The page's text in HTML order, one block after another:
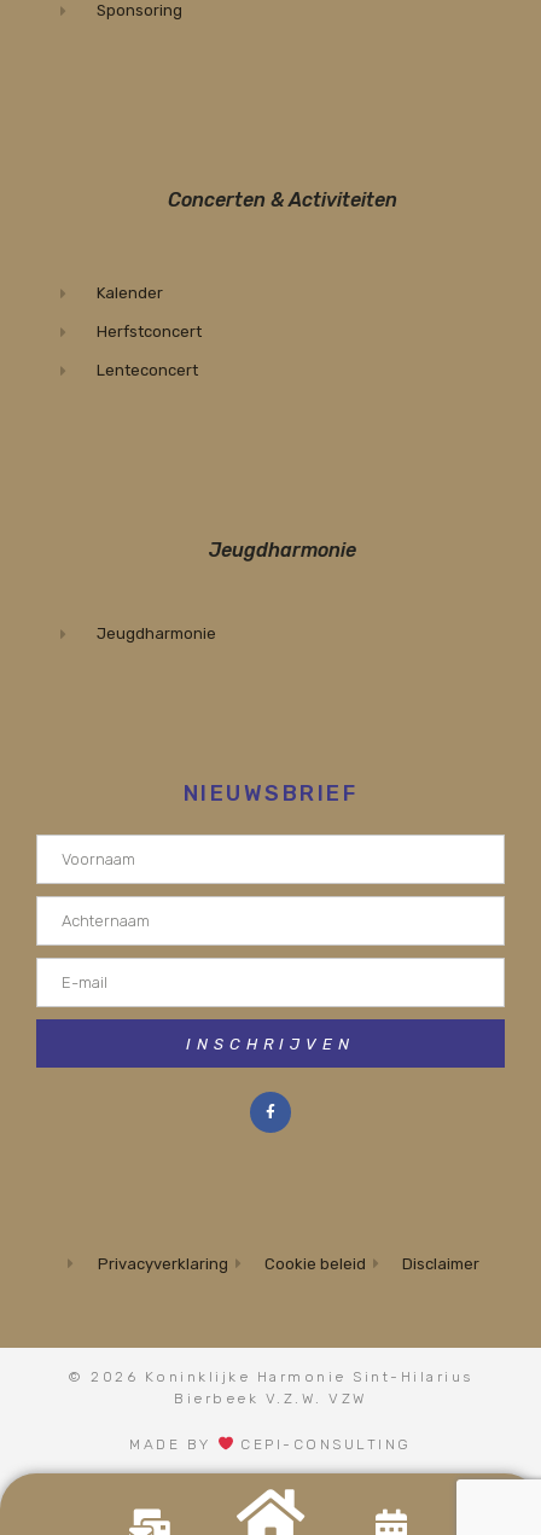
Sponsoring
Concerten & Activiteiten
Kalender
Herfstconcert
Lenteconcert
Jeugdharmonie
Jeugdharmonie
NIEUWSBRIEF
INSCHRIJVEN
Privacyverklaring Cookie beleid Disclaimer
© 2026 Koninklijke Harmonie Sint-Hilarius
Bierbeek V.Z.W. VZW
MADE BY CEPI-CONSULTING